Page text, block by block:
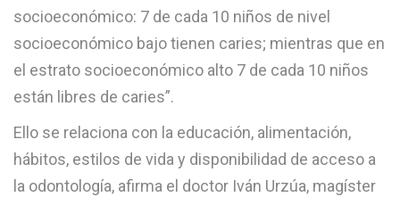
socioeconómico: 7 de cada 10 niños de nivel
socioeconómico bajo tienen caries; mientras que en
el estrato socioeconómico alto 7 de cada 10 niños
están libres de caries”.
Ello se relaciona con la educación, alimentación,
hábitos, estilos de vida y disponibilidad de acceso a
la odontología, afirma el doctor Iván Urzúa, magíster